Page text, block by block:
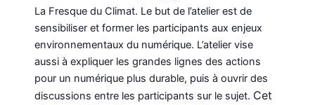
La Fresque du Climat. Le but de l’atelier est de
sensibiliser et former les participants aux enjeux
environnementaux du numérique. L’atelier vise
aussi à expliquer les grandes lignes des actions
pour un numérique plus durable, puis à ouvrir des
discussions entre les participants sur le sujet. Cet